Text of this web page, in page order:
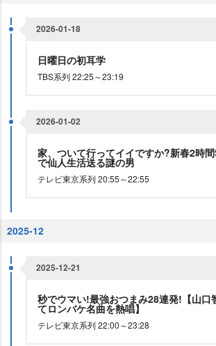
2026-01-18
日曜日の初耳学
TBS系列 22:25～23:19
2026-01-02
家、ついて行ってイイですか?新春2時
で仙人生活送る謎の男
テレビ東京系列 20:55～22:55
2025-12
2025-12-21
秒でウマい!最強おつまみ28連発!【山口
てロンバケ名曲を熱唱】
テレビ東京系列 22:00～23:28